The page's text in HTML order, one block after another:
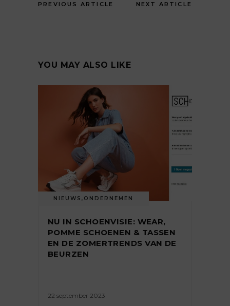
PREVIOUS ARTICLE NEXT ARTICLE
YOU MAY ALSO LIKE
NIEUWS , ONDERNEMEN
NU IN SCHOENVISIE: WEAR,
POMME SCHOENEN & TASSEN
EN DE ZOMERTRENDS VAN DE
BEURZEN
22 september 2023